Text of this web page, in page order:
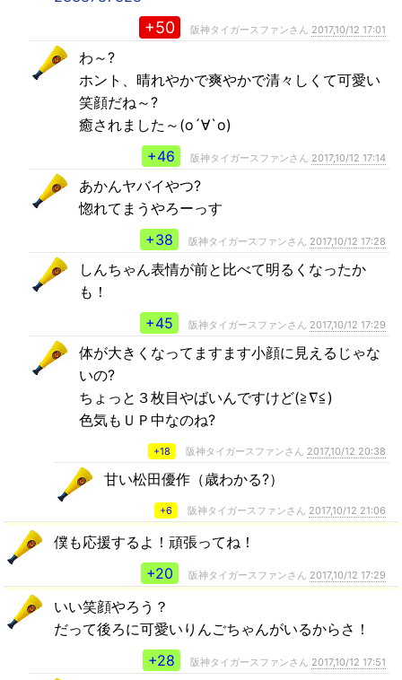
+50 阪神タイガースファンさん 2017,10/12 17:01
わ～?
ホント、晴れやかで爽やかで清々しくて可愛い
笑顔だね～?
癒されました～(о´∀`о)
+46
阪神タイガースファンさん 2017,10/12 17:14
あかんヤバイやつ?
惚れてまうやろーっす
+38
阪神タイガースファンさん 2017,10/12 17:28
しんちゃん表情が前と比べて明るくなったか
も！
+45
阪神タイガースファンさん 2017,10/12 17:29
体が大きくなってますます小顔に見えるじゃな
いの?
ちょっと３枚目やばいんですけど(≧∇≦)
色気もＵＰ中なのね?
+18 阪神タイガースファンさん 2017,10/12 20:38
甘い松田優作（歳わかる?）
+6 阪神タイガースファンさん 2017,10/12 21:06
僕も応援するよ！頑張ってね！
+20
阪神タイガースファンさん 2017,10/12 17:29
いい笑顔やろう？
だって後ろに可愛いりんごちゃんがいるからさ！
+28
阪神タイガースファンさん 2017,10/12 17:51